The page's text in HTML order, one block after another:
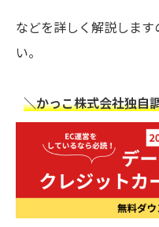
などを詳しく解説しま
い。
＼かっこ株式会社独自